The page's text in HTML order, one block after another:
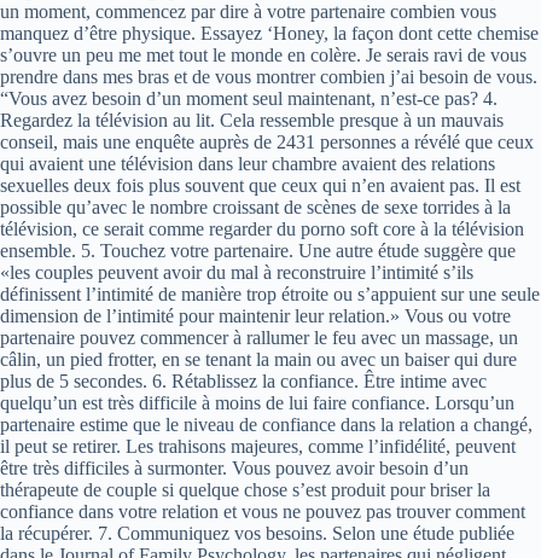
un moment, commencez par dire à votre partenaire combien vous
manquez d’être physique. Essayez ‘Honey, la façon dont cette chemise
s’ouvre un peu me met tout le monde en colère. Je serais ravi de vous
prendre dans mes bras et de vous montrer combien j’ai besoin de vous.
“Vous avez besoin d’un moment seul maintenant, n’est-ce pas? 4.
Regardez la télévision au lit. Cela ressemble presque à un mauvais
conseil, mais une enquête auprès de 2431 personnes a révélé que ceux
qui avaient une télévision dans leur chambre avaient des relations
sexuelles deux fois plus souvent que ceux qui n’en avaient pas. Il est
possible qu’avec le nombre croissant de scènes de sexe torrides à la
télévision, ce serait comme regarder du porno soft core à la télévision
ensemble. 5. Touchez votre partenaire. Une autre étude suggère que
«les couples peuvent avoir du mal à reconstruire l’intimité s’ils
définissent l’intimité de manière trop étroite ou s’appuient sur une seule
dimension de l’intimité pour maintenir leur relation.» Vous ou votre
partenaire pouvez commencer à rallumer le feu avec un massage, un
câlin, un pied frotter, en se tenant la main ou avec un baiser qui dure
plus de 5 secondes. 6. Rétablissez la confiance. Être intime avec
quelqu’un est très difficile à moins de lui faire confiance. Lorsqu’un
partenaire estime que le niveau de confiance dans la relation a changé,
il peut se retirer. Les trahisons majeures, comme l’infidélité, peuvent
être très difficiles à surmonter. Vous pouvez avoir besoin d’un
thérapeute de couple si quelque chose s’est produit pour briser la
confiance dans votre relation et vous ne pouvez pas trouver comment
la récupérer. 7. Communiquez vos besoins. Selon une étude publiée